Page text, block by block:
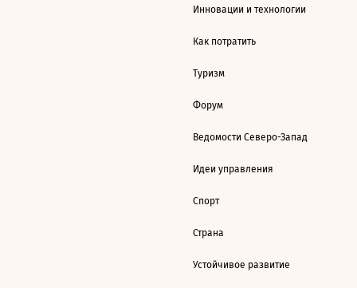
Инновации и технологии
Как потратить
Туризм
Форум
Ведомости Северо-Запад
Идеи управления
Спорт
Страна
Устойчивое развитие